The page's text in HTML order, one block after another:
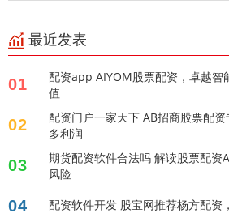
最近发表
01
配资app AIYOM股票配资，卓越智
值
02
配资门户一家天下 AB招商股票配
多利润
03
期货配资软件合法吗 解读股票配资
风险
04 配资软件开发 股宝网推荐杨方配资